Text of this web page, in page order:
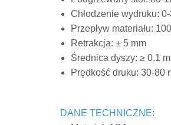
Chłodzenie wydruku:
Przepływ materiału:
Retrakcja: ± 5 mm
Średnica dyszy: ≥ 0.1
Prędkość druku: 30-80
DANE TECHNICZNE: